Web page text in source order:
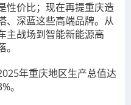
性价比；现在再提重庆造
、深蓝这些高端品牌。从
主战场到智能新能源高
年重庆地区生产总值达
。